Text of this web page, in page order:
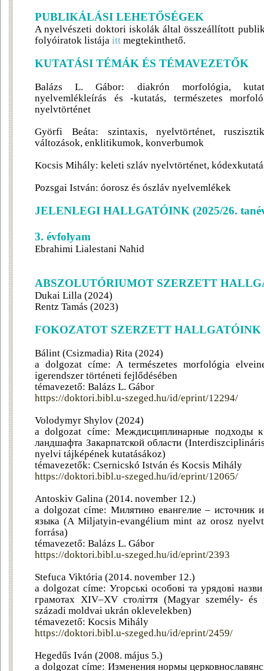
PUBLIKÁLÁSI LEHETŐSÉGEK
A nyelvészeti doktori iskolák által összeállított
folyóiratok listája itt megtekinthető.
KUTATÁSI TÉMÁK ÉS TÉMAVEZETŐK
Balázs L. Gábor: diakrón morfológia,
nyelvemlékleírás és -kutatás, természetes
nyelvtörténet
Györfi Beáta: szintaxis, nyelvtörténet,
változások, enklitikumok, konverbumok
Kocsis Mihály: keleti szláv nyelvtörténet,
Pozsgai István: óorosz és ószláv nyelvemlékek
JELENLEGI HALLGATÓINK (2025/26.
3. évfolyam
Ebrahimi Lialestani Nahid
ABSZOLUTÓRIUMOT SZERZETT
Dukai Lilla (2024)
Rentz Tamás (2023)
FOKOZATOT SZERZETT HALLGATÓINK
Bálint (Csizmadia) Rita (2024)
a dolgozat címe: A természetes morfológia
igerendszer történeti fejlődésében
témavezető: Balázs L. Gábor
https://doktori.bibl.u-szeged.hu/id/eprint/12294/
Volodymyr Shylov (2024)
a dolgozat címe: Междисциплинарные подходы к
ландшафта Закарпатской области
nyelvi tájképének kutatásákoz)
témavezetők: Csernicskó István és Kocsis Mihály
https://doktori.bibl.u-szeged.hu/id/eprint/12065/
Antoskiv Galina (2014. november 12.)
a dolgozat címe: Милятино евангелие – источник
языка (A Miljatyin-evangélium mint az orosz
forrása)
témavezető: Balázs L. Gábor
https://doktori.bibl.u-szeged.hu/id/eprint/2393
Stefuca Viktória (2014. november 12.)
a dolgozat címe: Угорські особові та урядові
грамотах XIV–XV століття (Magyar személy-
századi moldvai ukrán oklevelekben)
témavezető: Kocsis Mihály
https://doktori.bibl.u-szeged.hu/id/eprint/2459/
Hegedűs Iván (2008. május 5.)
a dolgozat címe: Изменения нормы